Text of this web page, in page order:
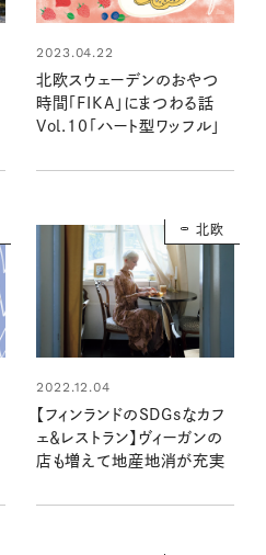
2023.04.22
北欧スウェーデンのおやつ
時間「FIKA」にまつわる話
Vol.10「ハート型ワッフル」
北欧
2022.12.04
【フィンランドのSDGsなカフ
ェ＆レストラン】ヴィーガンの
店も増えて地産地消が充実